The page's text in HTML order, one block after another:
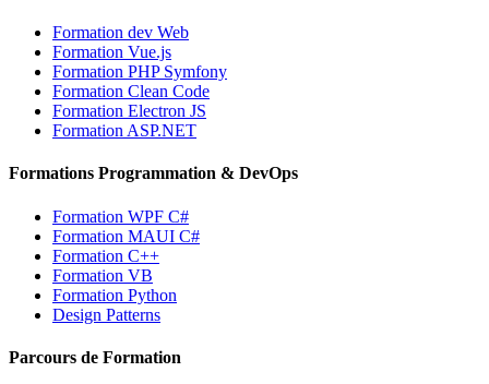
Formation dev Web
Formation Vue.js
Formation PHP Symfony
Formation Clean Code
Formation Electron JS
Formation ASP.NET
Formations Programmation & DevOps
Formation WPF C#
Formation MAUI C#
Formation C++
Formation VB
Formation Python
Design Patterns
Parcours de Formation